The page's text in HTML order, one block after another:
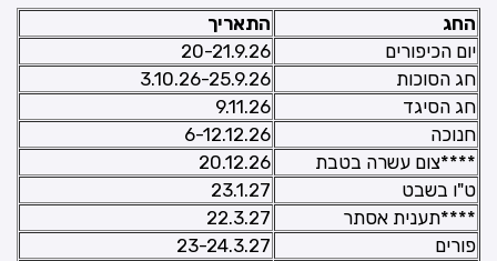
החג
התאריך
יום הכיפורים
20-21.9.26
חג הסוכות
3.10.26-25.9.26
חג הסיגד
9.11.26
חנוכה
6-12.12.26
****צום עשרה בטבת
20.12.26
ט"ו בשבט
23.1.27
****תענית אסתר
22.3.27
פורים
23-24.3.27